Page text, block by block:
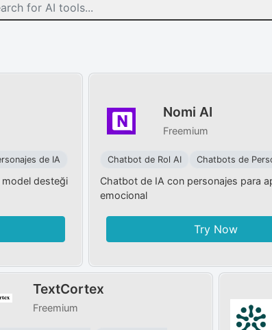
de IA
model desteği
Nomi AI
Freemium
Chatbot de Rol AI Chatbots de
Chatbot de IA con personajes para
emocional
Try Now
TextCortex
Freemium